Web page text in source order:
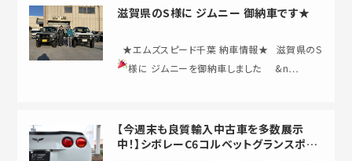
滋賀県のS様に ジムニー 御納車です★
様に ジムニーを御納車しました
&n…
【今週末も良質輸入中古車を多数展示
中！】シボレーC6コルベットグランスポー